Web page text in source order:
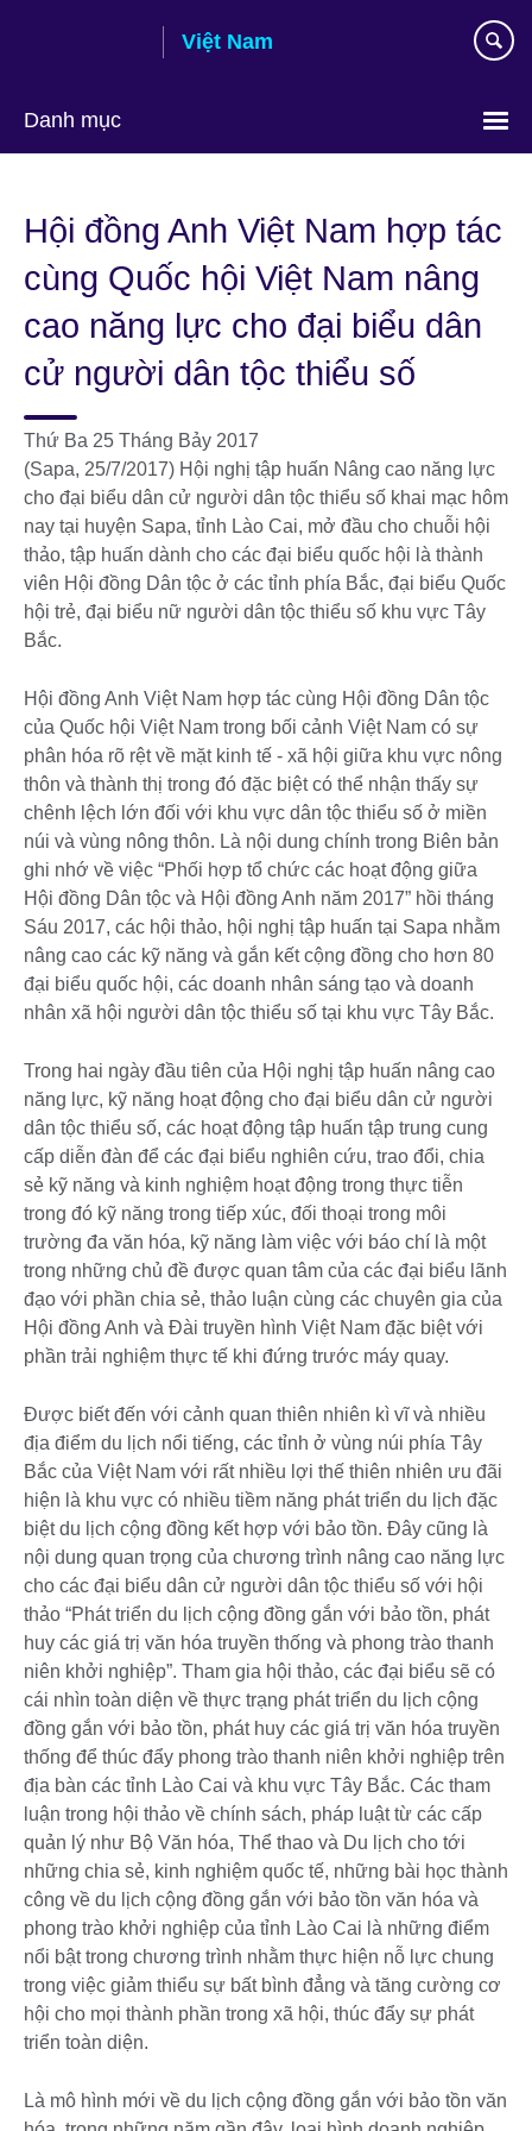
Việt Nam
Danh mục
language
Hội đồng Anh Việt Nam hợp tác
cùng Quốc hội Việt Nam nâng
cao năng lực cho đại biểu dân
cử người dân tộc thiểu số
Thứ Ba 25 Tháng Bảy 2017
(Sapa, 25/7/2017) Hội nghị tập huấn Nâng cao năng lực
cho đại biểu dân cử người dân tộc thiểu số khai mạc hôm
nay tại huyện Sapa, tỉnh Lào Cai, mở đầu cho chuỗi hội
thảo, tập huấn dành cho các đại biểu quốc hội là thành
viên Hội đồng Dân tộc ở các tỉnh phía Bắc, đại biểu Quốc
hội trẻ, đại biểu nữ người dân tộc thiểu số khu vực Tây
Bắc.
Hội đồng Anh Việt Nam hợp tác cùng Hội đồng Dân tộc
của Quốc hội Việt Nam trong bối cảnh Việt Nam có sự
phân hóa rõ rệt về mặt kinh tế - xã hội giữa khu vực nông
thôn và thành thị trong đó đặc biệt có thể nhận thấy sự
chênh lệch lớn đối với khu vực dân tộc thiểu số ở miền
núi và vùng nông thôn. Là nội dung chính trong Biên bản
ghi nhớ về việc “Phối hợp tổ chức các hoạt động giữa
Hội đồng Dân tộc và Hội đồng Anh năm 2017” hồi tháng
Sáu 2017, các hội thảo, hội nghị tập huấn tại Sapa nhằm
nâng cao các kỹ năng và gắn kết cộng đồng cho hơn 80
đại biểu quốc hội, các doanh nhân sáng tạo và doanh
nhân xã hội người dân tộc thiểu số tại khu vực Tây Bắc.
Trong hai ngày đầu tiên của Hội nghị tập huấn nâng cao
năng lực, kỹ năng hoạt động cho đại biểu dân cử người
dân tộc thiểu số, các hoạt động tập huấn tập trung cung
cấp diễn đàn để các đại biểu nghiên cứu, trao đổi, chia
sẻ kỹ năng và kinh nghiệm hoạt động trong thực tiễn
trong đó kỹ năng trong tiếp xúc, đối thoại trong môi
trường đa văn hóa, kỹ năng làm việc với báo chí là một
trong những chủ đề được quan tâm của các đại biểu lãnh
đạo với phần chia sẻ, thảo luận cùng các chuyên gia của
Hội đồng Anh và Đài truyền hình Việt Nam đặc biệt với
phần trải nghiệm thực tế khi đứng trước máy quay.
Được biết đến với cảnh quan thiên nhiên kì vĩ và nhiều
địa điểm du lịch nổi tiếng, các tỉnh ở vùng núi phía Tây
Bắc của Việt Nam với rất nhiều lợi thế thiên nhiên ưu đãi
hiện là khu vực có nhiều tiềm năng phát triển du lịch đặc
biệt du lịch cộng đồng kết hợp với bảo tồn. Đây cũng là
nội dung quan trọng của chương trình nâng cao năng lực
cho các đại biểu dân cử người dân tộc thiểu số với hội
thảo “Phát triển du lịch cộng đồng gắn với bảo tồn, phát
huy các giá trị văn hóa truyền thống và phong trào thanh
niên khởi nghiệp”. Tham gia hội thảo, các đại biểu sẽ có
cái nhìn toàn diện về thực trạng phát triển du lịch cộng
đồng gắn với bảo tồn, phát huy các giá trị văn hóa truyền
thống để thúc đẩy phong trào thanh niên khởi nghiệp trên
địa bàn các tỉnh Lào Cai và khu vực Tây Bắc. Các tham
luận trong hội thảo về chính sách, pháp luật từ các cấp
quản lý như Bộ Văn hóa, Thể thao và Du lịch cho tới
những chia sẻ, kinh nghiệm quốc tế, những bài học thành
công về du lịch cộng đồng gắn với bảo tồn văn hóa và
phong trào khởi nghiệp của tỉnh Lào Cai là những điểm
nổi bật trong chương trình nhằm thực hiện nỗ lực chung
trong việc giảm thiểu sự bất bình đẳng và tăng cường cơ
hội cho mọi thành phần trong xã hội, thúc đẩy sự phát
triển toàn diện.
Là mô hình mới về du lịch cộng đồng gắn với bảo tồn văn